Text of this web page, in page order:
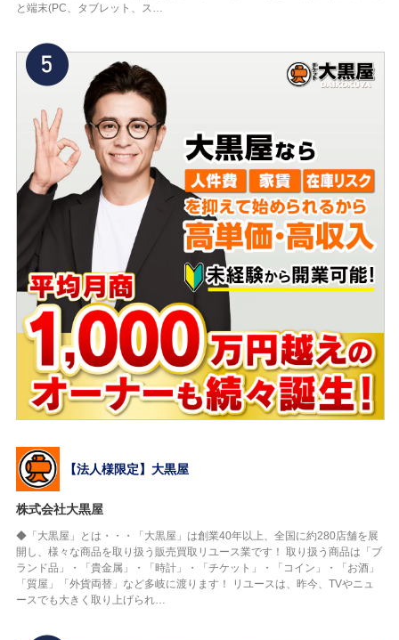
と端末(PC、タブレット、ス…
【法人様限定】大黒屋
株式会社大黒屋
◆「大黒屋」とは・・・「大黒屋」は創業40年以上、全国に約280店舗を展
開し、様々な商品を取り扱う販売買取リユース業です！ 取り扱う商品は「ブ
ランド品」・「貴金属」・「時計」・「チケット」・「コイン」・「お酒」
「質屋」「外貨両替」など多岐に渡ります！ リユースは、昨今、TVやニュ
ースでも大きく取り上げられ…